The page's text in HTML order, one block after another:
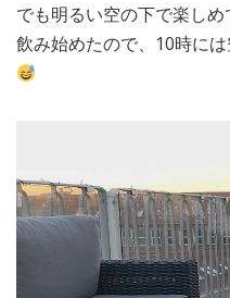
でも明るい空の下で楽し
飲み始めたので、10時に